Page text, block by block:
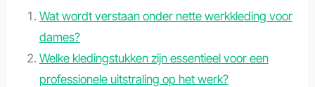
Wat wordt verstaan onder nette werkkleding voor
dames?
Welke kledingstukken zijn essentieel voor een
professionele uitstraling op het werk?